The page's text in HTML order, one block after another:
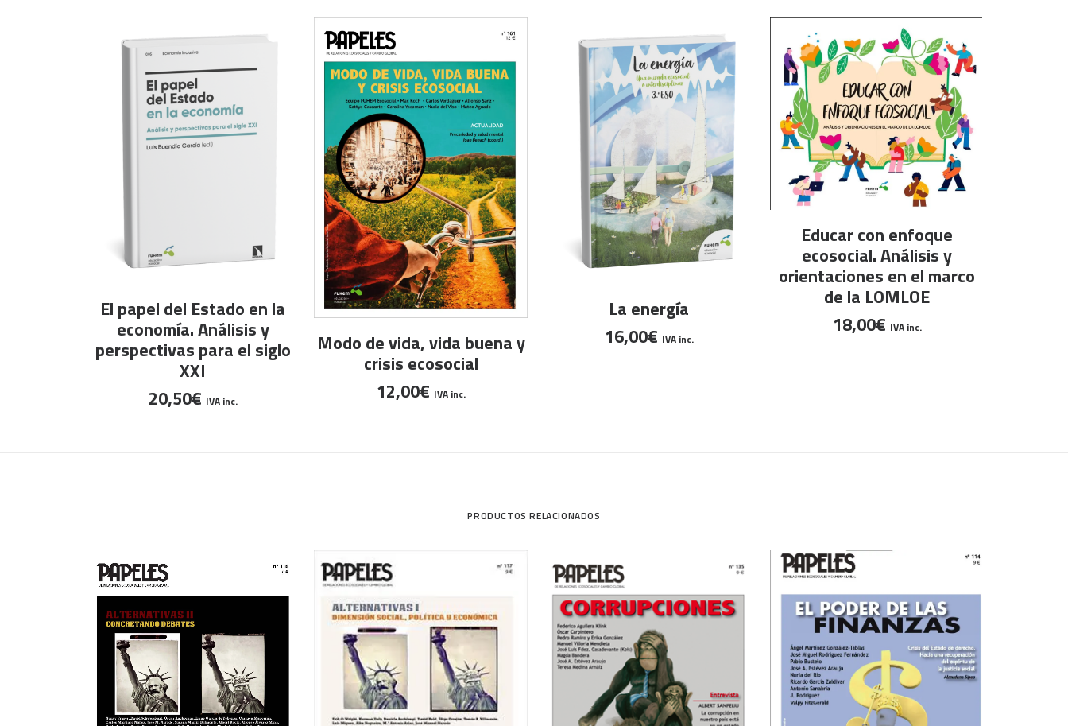
AÑADIR AL CARRITO
El papel del Estado en la
economía. Análisis y
perspectivas para el siglo
XXI
20,50€ IVA inc.
AÑADIR AL CARRITO
Modo de vida, vida buena y
crisis ecosocial
12,00€ IVA inc.
AÑADIR AL CARRITO
La energía
16,00€ IVA inc.
LEER MÁS
Educar con enfoque
ecosocial. Análisis y
orientaciones en el marco
de la LOMLOE
18,00€ IVA inc.
PRODUCTOS RELACIONADOS